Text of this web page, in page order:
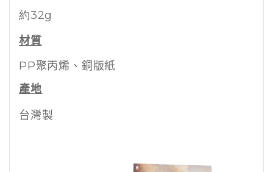
約32g
材質
PP聚丙烯、銅版紙
產地
台灣製